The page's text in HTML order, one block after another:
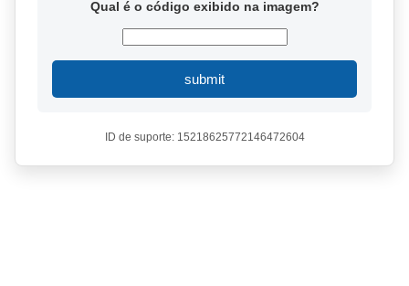
Qual é o código exibido na imagem?
submit
ID de suporte: 15218625772146472604